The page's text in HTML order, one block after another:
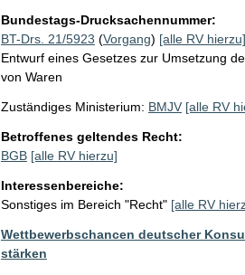
Bundestags-Drucksachennummer:
BT-Drs. 21/5923 (Vorgang) [alle RV hierzu]
Entwurf eines Gesetzes zur Umsetzung
von Waren
Zuständiges Ministerium: BMJV [alle RV
Betroffenes geltendes Recht:
BGB [alle RV hierzu]
Interessenbereiche:
Sonstiges im Bereich "Recht" [alle RV
Wettbewerbschancen deutscher
stärken